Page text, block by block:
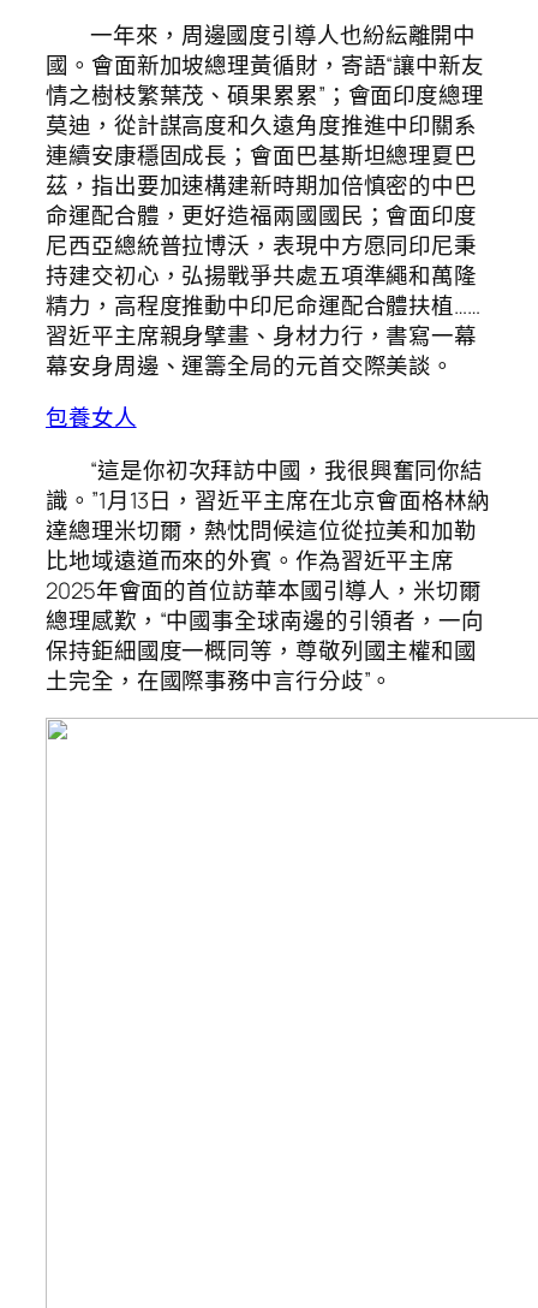
一年來，周邊國度引導人也紛紜離開中
國。會面新加坡總理黃循財，寄語“讓中新友
情之樹枝繁葉茂、碩果累累”；會面印度總理
莫迪，從計謀高度和久遠角度推進中印關系
連續安康穩固成長；會面巴基斯坦總理夏巴
茲，指出要加速構建新時期加倍慎密的中巴
命運配合體，更好造福兩國國民；會面印度
尼西亞總統普拉博沃，表現中方愿同印尼秉
持建交初心，弘揚戰爭共處五項準繩和萬隆
精力，高程度推動中印尼命運配合體扶植……
習近平主席親身擘畫、身材力行，書寫一幕
幕安身周邊、運籌全局的元首交際美談。
包養女人
“這是你初次拜訪中國，我很興奮同你結
識。”1月13日，習近平主席在北京會面格林納
達總理米切爾，熱忱問候這位從拉美和加勒
比地域遠道而來的外賓。作為習近平主席
2025年會面的首位訪華本國引導人，米切爾
總理感歎，“中國事全球南邊的引領者，一向
保持鉅細國度一概同等，尊敬列國主權和國
土完全，在國際事務中言行分歧”。